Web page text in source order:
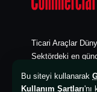
Bu siteyi kullanarak
Kullanım Şartları'nı
Ticari Araçlar
Sektördeki en